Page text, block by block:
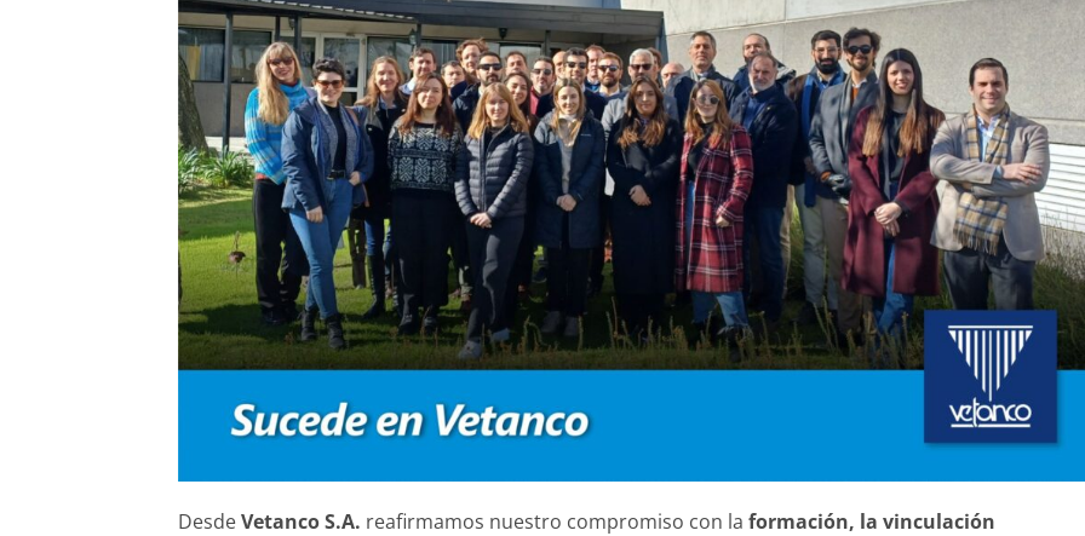
DesdeVetanco S.A. reafirmamos nuestro compromiso con la formación, la vinculación